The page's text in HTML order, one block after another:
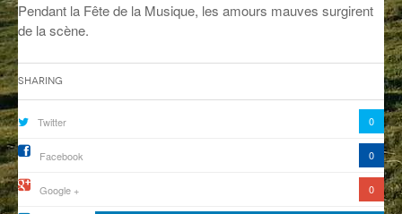
LA SOUTERRAINE
SONORIK
THEME FORCE
ZIRCONIUM
Pendant la Fête de la Musique, les amours mauves surgirent
de la scène.
Sharing
Twitter 0
Facebook 0
Google + 0